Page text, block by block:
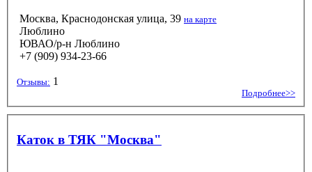
Москва, Краснодонская улица, 39 на карте
Люблино
ЮВАО/р-н Люблино
+7 (909) 934-23-66
Отзывы: 1
Подробнее>>
Каток в ТЯК "Москва"